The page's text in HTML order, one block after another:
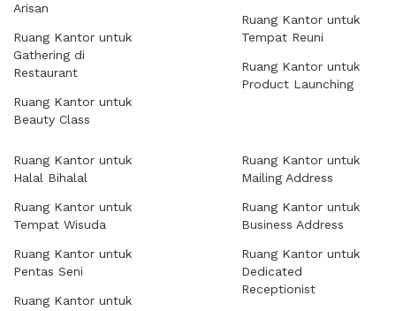
Arisan
Ruang Kantor untuk
Gathering di
Restaurant
Ruang Kantor untuk
Beauty Class
Ruang Kantor untuk
Tempat Reuni
Ruang Kantor untuk
Product Launching
Ruang Kantor untuk
Halal Bihalal
Ruang Kantor untuk
Tempat Wisuda
Ruang Kantor untuk
Pentas Seni
Ruang Kantor untuk
Ruang Kantor untuk
Mailing Address
Ruang Kantor untuk
Business Address
Ruang Kantor untuk
Dedicated
Receptionist